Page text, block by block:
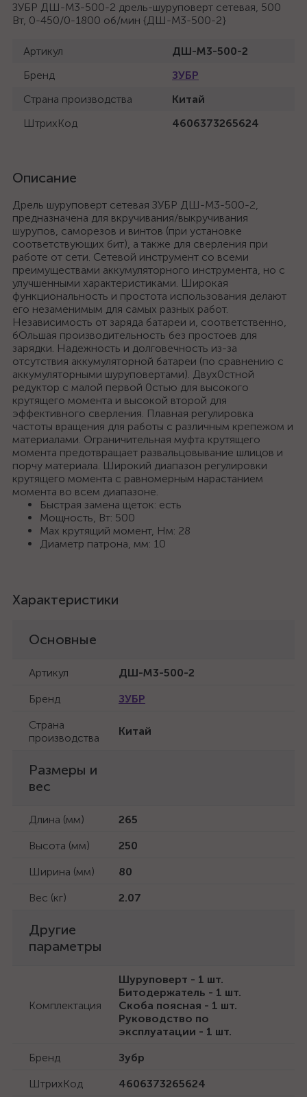
ЗУБР ДШ-М3-500-2 дрель-шуруповерт сетевая, 500
Вт, 0-450/0-1800 об/мин {ДШ-М3-500-2}
Артикул
ДШ-М3-500-2
Бренд
ЗУБР
Страна производства
Китай
ШтрихКод
4606373265624
Описание
Дрель шуруповерт сетевая ЗУБР ДШ-М3-500-2,
предназначена для вкручивания/выкручивания
шурупов, саморезов и винтов (при установке
соответствующих бит), а также для сверления при
работе от сети. Сетевой инструмент со всеми
преимуществами аккумуляторного инструмента, но с
улучшенными характеристиками. Широкая
функциональность и простота использования делают
его незаменимым для самых разных работ.
Независимость от заряда батареи и, соответственно,
бОльшая производительность без простоев для
зарядки. Надежность и долговечность из-за
отсутствия аккумуляторной батареи (по сравнению с
аккумуляторными шуруповертами). Двух0стной
редуктор с малой первой 0стью для высокого
крутящего момента и высокой второй для
эффективного сверления. Плавная регулировка
частоты вращения для работы с различным крепежом и
материалами. Ограничительная муфта крутящего
момента предотвращает развальцовывание шлицов и
порчу материала. Широкий диапазон регулировки
крутящего момента с равномерным нарастанием
момента во всем диапазоне.
Быстрая замена щеток: есть
Мощность, Вт: 500
Max крутящий момент, Нм: 28
Диаметр патрона, мм: 10
Характеристики
Основные
Артикул
ДШ-М3-500-2
Бренд
ЗУБР
Страна
производства
Китай
Размеры и
вес
Длина (мм)
265
Высота (мм)
250
Ширина (мм)
80
Вес (кг)
2.07
Другие
параметры
Комплектация
Шуруповерт - 1 шт.
Битодержатель - 1 шт.
Скоба поясная - 1 шт.
Руководство по
эксплуатации - 1 шт.
Бренд
Зубр
ШтрихКод
4606373265624